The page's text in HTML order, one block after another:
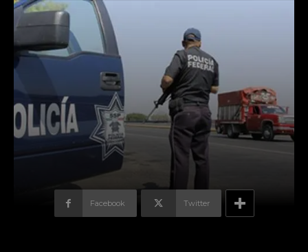
Facebook Twitter